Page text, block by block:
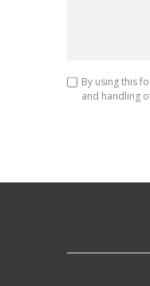
By using this
and handling